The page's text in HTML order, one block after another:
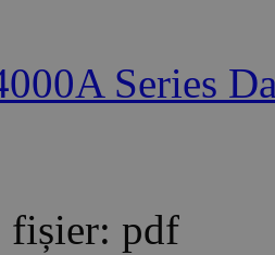
Series
fișier: pdf